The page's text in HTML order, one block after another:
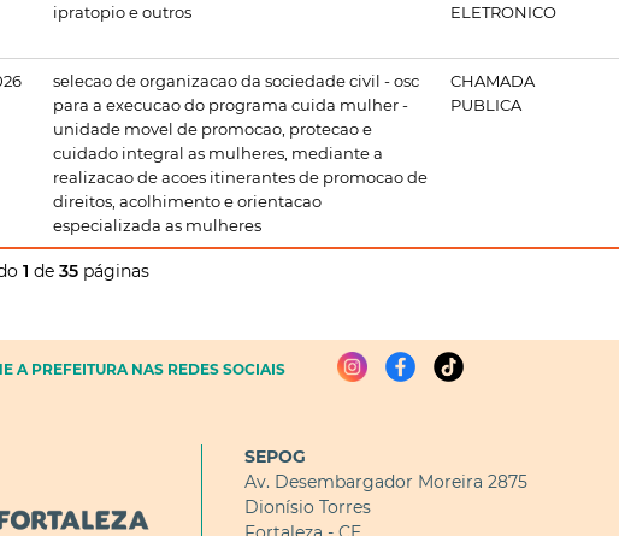
ipratopio e outros
ELETRONICO
selecao de organizacao da sociedade civil - osc
para a execucao do programa cuida mulher -
unidade movel de promocao, protecao e
cuidado integral as mulheres, mediante a
realizacao de acoes itinerantes de promocao de
direitos, acolhimento e orientacao
especializada as mulheres
CHAMADA
PUBLICA
1 de 35 páginas
A PREFEITURA NAS REDES SOCIAIS
SEPOG
Av. Desembargador Moreira 2875
Dionísio Torres